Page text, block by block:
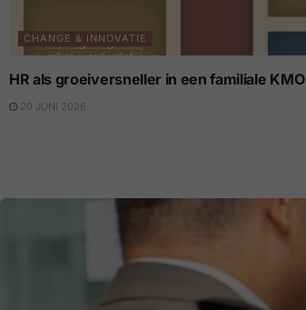
CHANGE & INNOVATIE
HR als groeiversneller in een familiale KMO
20 JUNI 2026